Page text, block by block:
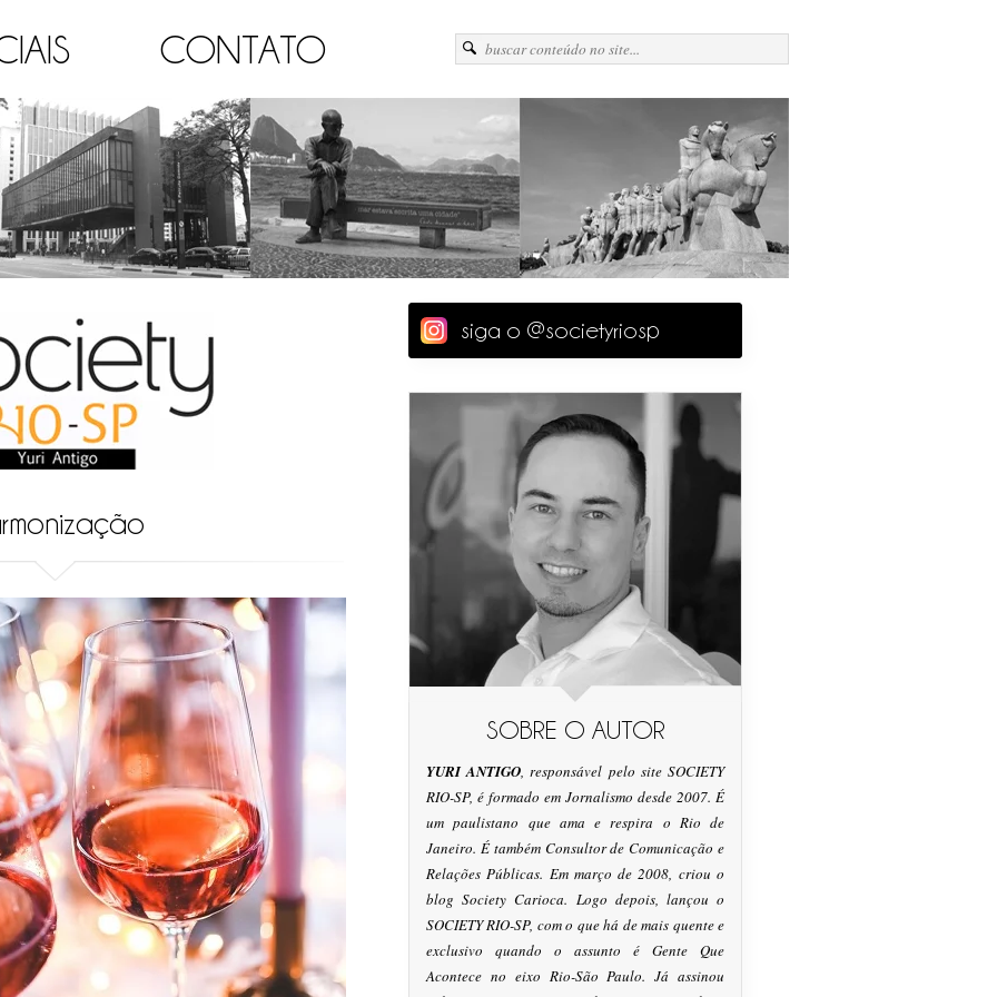
CONTATO
siga o @societyriosp
SOBRE O AUTOR
YURI ANTIGO, responsável pelo site SOCIETY
RIO-SP, é formado em Jornalismo desde 2007. É
um paulistano que ama e respira o Rio de
Janeiro. É também Consultor de Comunicação e
Relações Públicas. Em março de 2008, criou o
blog Society Carioca. Logo depois, lançou o
SOCIETY RIO-SP, com o que há de mais quente e
exclusivo quando o assunto é Gente Que
Acontece no eixo Rio-São Paulo. Já assinou